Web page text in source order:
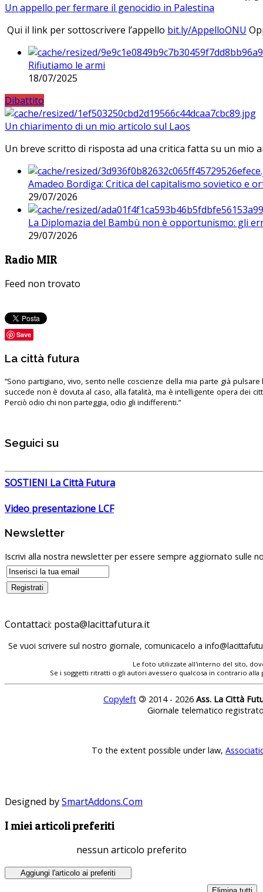
Un appello per fermare il genocidio in Palestina
Qui il link per sottoscrivere l’appello bit.ly/AppelloONU
Rifiutiamo le armi
18/07/2025
Dibattito
Un chiarimento di un mio articolo sul Laos
Un breve scritto di risposta ad una critica fatta su un mio
Amadeo Bordiga: Critica del capitalismo sovietico e
29/07/2026
La Diplomazia del Bambù non è opportunismo: gli
29/07/2026
Radio MIR
Feed non trovato
Save
La città futura
“Sono partigiano, vivo, sento nelle coscienze della mia parte già pulsare
succede non è dovuta al caso, alla fatalità, ma è intelligente opera dei
Perciò odio chi non parteggia, odio gli indifferenti.”
Seguici su
SOSTIENI La Città Futura
Video presentazione LCF
Newsletter
Iscrivi alla nostra newsletter per essere sempre aggiornato sulle
Contattaci: posta@lacittafutura.it
Se vuoi scrivere sul nostro giornale, comunicacelo a
Le foto utilizzate all'interno del sito,
Se i soggetti ritratti o gli autori avessero qualcosa in contrario
Copyleft © 2014 - 2026 Ass. La Città
Giornale telematico
To the extent possible under law,
Designed bySmartAddons.Com
I miei articoli preferiti
nessun articolo preferito